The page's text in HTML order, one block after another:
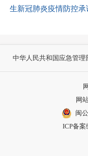
生新冠肺炎疫情防控承
中华人民共和国应急管理
网
闽
ICP备案